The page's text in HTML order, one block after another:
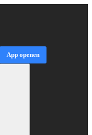
App openen